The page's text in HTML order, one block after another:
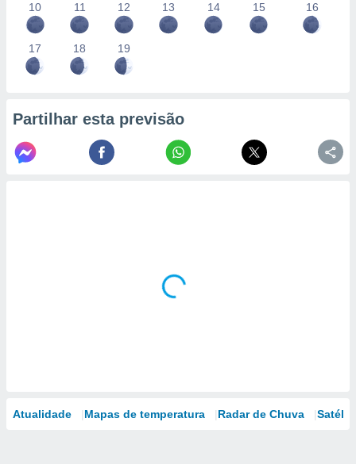
10 11 12 13 14 15 16
17 18 19
Partilhar esta previsão
Atualidade Mapas de temperatura Radar de Chuva